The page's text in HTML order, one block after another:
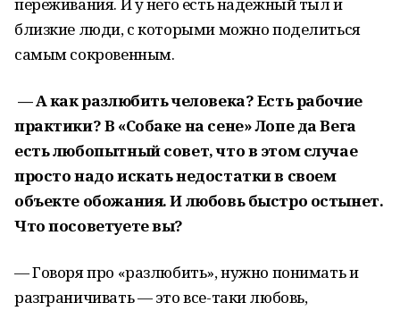
близкие люди, с которыми можно поделиться
самым сокровенным.
— А как разлюбить человека? Есть рабочие
практики? В «Собаке на сене» Лопе да Вега
есть любопытный совет, что в этом случае
просто надо искать недостатки в своем
объекте обожания. И любовь быстро остынет.
Что посоветуете вы?
— Говоря про «разлюбить», нужно понимать и
разграничивать — это все-таки любовь,